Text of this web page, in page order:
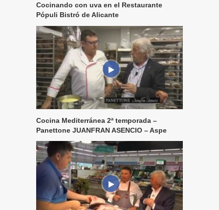
Cocinando con uva en el Restaurante
Pópuli Bistró de Alicante
Cocina Mediterránea 2ª temporada –
Panettone JUANFRAN ASENCIO – Aspe